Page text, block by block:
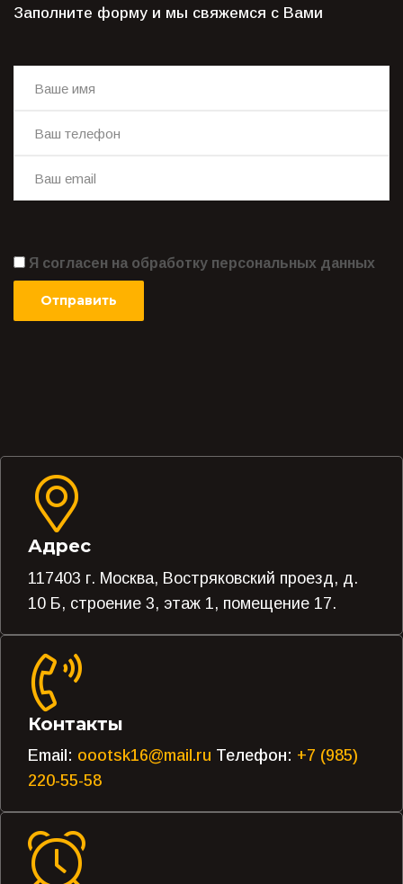
Заполните форму и мы свяжемся с Вами
Я согласен на обработку персональных данных
Адрес
117403 г. Москва, Востряковский проезд, д.
10 Б, строение 3, этаж 1, помещение 17.
Контакты
Email: oootsk16@mail.ru Телефон: +7 (985)
220-55-58